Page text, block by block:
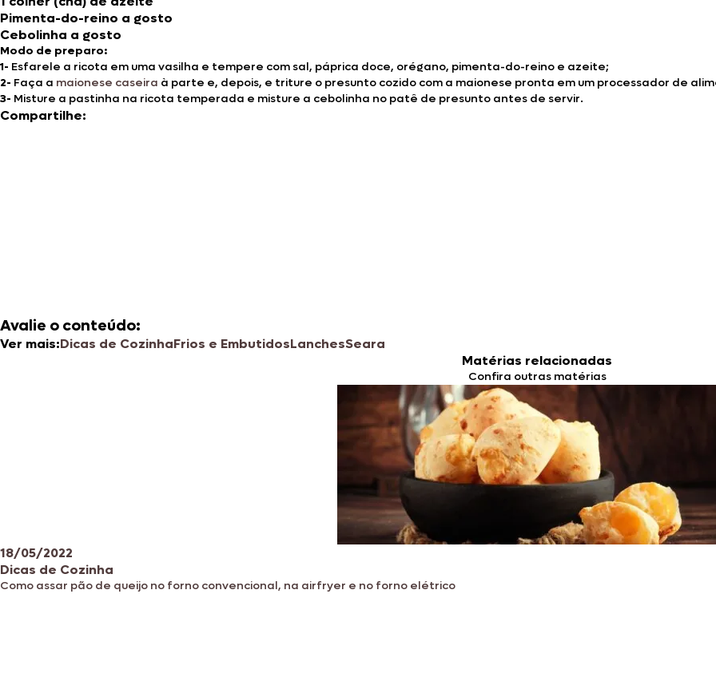
Pimenta-do-reino a gosto
Cebolinha a gosto
Modo de preparo:
1- Esfarele a ricota em uma vasilha e tempere com sal, páprica doce, orégano, pimenta-do-reino e azeite;
2- Faça a maionese caseira à parte e, depois, e triture o presunto cozido com a maionese pronta em um processador de
3- Misture a pastinha na ricota temperada e misture a cebolinha no patê de presunto antes de servir.
Compartilhe:
Avalie o conteúdo:
Ver mais:Dicas de CozinhaFrios e EmbutidosLanchesSeara
Matérias relacionadas
Confira outras matérias
18/05/2022
Dicas de Cozinha
Como assar pão de queijo no forno convencional, na airfryer e no forno elétrico